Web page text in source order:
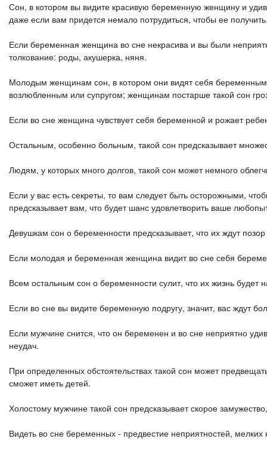
Сон, в котором вы видите красивую беременную женщину и
даже если вам придется немало потрудиться, чтобы ее
Если беременная женщина во сне некрасива и вы были
толкование: роды, акушерка, няня.
Молодым женщинам сон, в котором они видят себя
возлюбленным или супругом; женщинам постарше такой сон
Если во сне женщина чувствует себя беременной и рожает
Остальным, особенно больным, такой сон предсказывает
Людям, у которых много долгов, такой сон может немного
Если у вас есть секреты, то вам следует быть осторожными,
предсказывает вам, что будет шанс удовлетворить ваше
Девушкам сон о беременности предсказывает, что их ждут позор
Если молодая и беременная женщина видит во сне себя
Всем остальным сон о беременности сулит, что их жизнь
Если во сне вы видите беременную подругу, значит, вас ждут
Если мужчине снится, что он беременен и во сне неприятно
неудач.
При определенных обстоятельствах такой сон может
сможет иметь детей.
Холостому мужчине такой сон предсказывает скорое
Видеть во сне беременных - предвестие неприятностей,